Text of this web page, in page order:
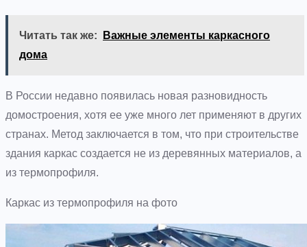
Читать так же:
Важные элементы каркасного
дома
В России недавно появилась новая разновидность
домостроения, хотя ее уже много лет применяют в других
странах. Метод заключается в том, что при строительстве
здания каркас создается не из деревянных материалов, а
из термопрофиля.
Каркас из термопрофиля на фото